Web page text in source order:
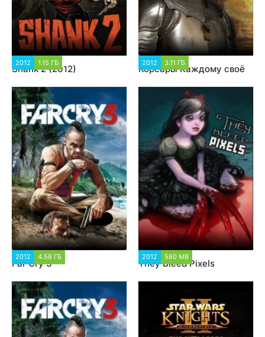
2012 1.15 ГБ 11 406
Shank 2 (2012)
2012 3.11 ГБ
Корсары Каждому своё
2012 4.58 ГБ
Far Cry 3
2012 580 MB
They Bleed Pixels